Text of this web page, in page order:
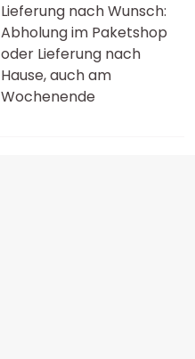
Lieferung nach Wunsch:
Abholung im Paketshop
oder Lieferung nach
Hause, auch am
Wochenende